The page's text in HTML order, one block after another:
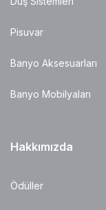
Pisuvar
Banyo Aksesuarları
Banyo Mobilyaları
Hakkımızda
Ödüller